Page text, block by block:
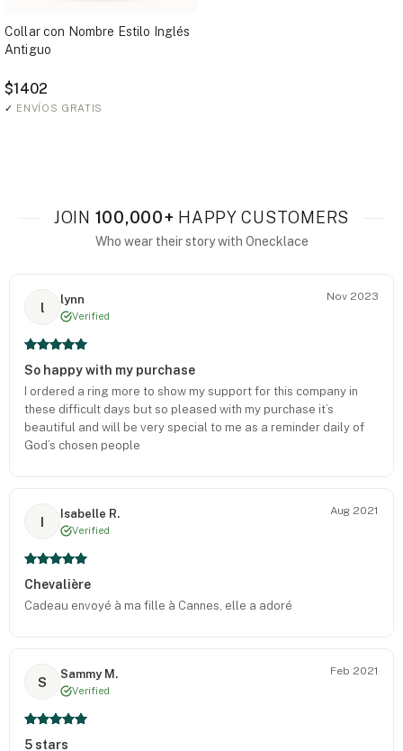
Collar con Nombre Estilo Inglés
Antiguo
$1402
✓ ENVÍOS GRATIS
JOIN 100,000+ HAPPY CUSTOMERS
Who wear their story with Onecklace
l
lynn
Verified
Nov 2023
So happy with my purchase
I ordered a ring more to show my support for this company in
these difficult days but so pleased with my purchase it’s
beautiful and will be very special to me as a reminder daily of
God’s chosen people
I
Isabelle R.
Verified
Aug 2021
Chevalière
Cadeau envoyé à ma fille à Cannes, elle a adoré
S
Sammy M.
Verified
Feb 2021
5 stars